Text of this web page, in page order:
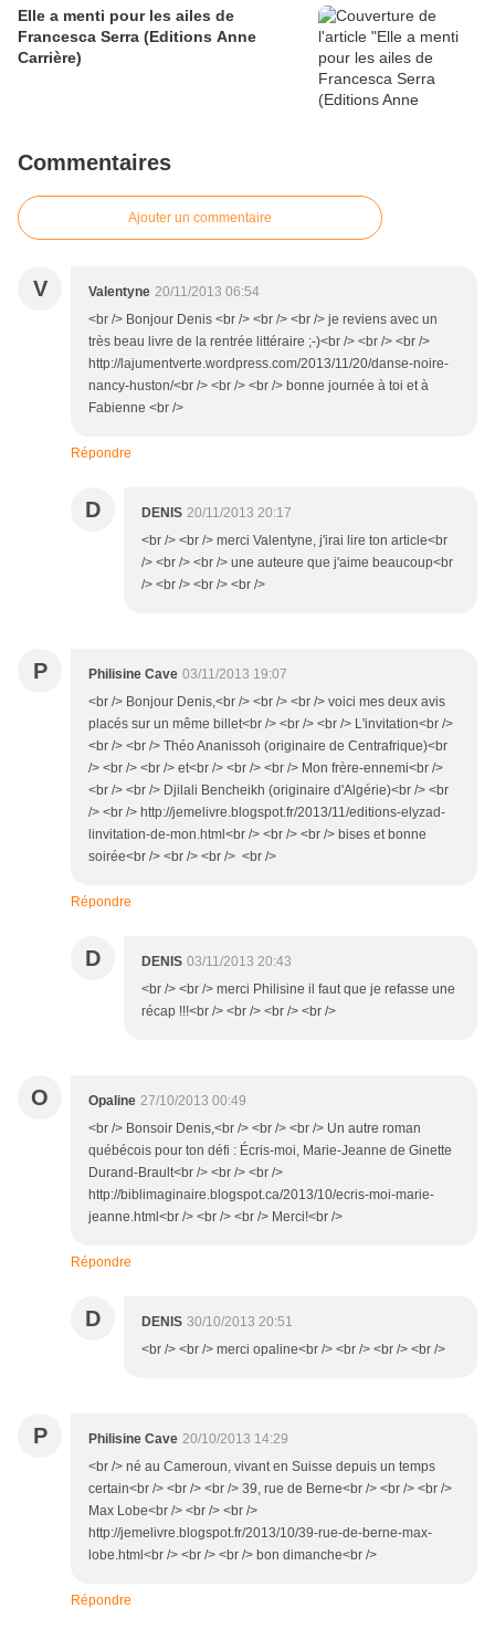
Elle a menti pour les ailes de
Francesca Serra (Editions Anne
Carrière)
Commentaires
Ajouter un commentaire
V Valentyne 20/11/2013 06:54
<br /> Bonjour Denis <br /> <br /> <br /> je reviens avec un
très beau livre de la rentrée littéraire ;-)<br /> <br /> <br />
http://lajumentverte.wordpress.com/2013/11/20/danse-noire-
nancy-huston/<br /> <br /> <br /> bonne journée à toi et à
Fabienne <br />
Répondre
D DENIS 20/11/2013 20:17
<br /> <br /> merci Valentyne, j'irai lire ton article<br
/> <br /> <br /> une auteure que j'aime beaucoup<br
/> <br /> <br /> <br />
P Philisine Cave 03/11/2013 19:07
<br /> Bonjour Denis,<br /> <br /> <br /> voici mes deux avis
placés sur un même billet<br /> <br /> <br /> L'invitation<br />
<br /> <br /> Théo Ananissoh (originaire de Centrafrique)<br
/> <br /> <br /> et<br /> <br /> <br /> Mon frère-ennemi<br />
<br /> <br /> Djilali Bencheikh (originaire d'Algérie)<br /> <br
/> <br /> http://jemelivre.blogspot.fr/2013/11/editions-elyzad-
linvitation-de-mon.html<br /> <br /> <br /> bises et bonne
soirée<br /> <br /> <br /> <br />
Répondre
D DENIS 03/11/2013 20:43
<br /> <br /> merci Philisine il faut que je refasse une
récap !!!<br /> <br /> <br /> <br />
O Opaline 27/10/2013 00:49
<br /> Bonsoir Denis,<br /> <br /> <br /> Un autre roman
québécois pour ton défi : Écris-moi, Marie-Jeanne de Ginette
Durand-Brault<br /> <br /> <br />
http://biblimaginaire.blogspot.ca/2013/10/ecris-moi-marie-
jeanne.html<br /> <br /> <br /> Merci!<br />
Répondre
D DENIS 30/10/2013 20:51
<br /> <br /> merci opaline<br /> <br /> <br /> <br />
P Philisine Cave 20/10/2013 14:29
<br /> né au Cameroun, vivant en Suisse depuis un temps
certain<br /> <br /> <br /> 39, rue de Berne<br /> <br /> <br />
Max Lobe<br /> <br /> <br />
http://jemelivre.blogspot.fr/2013/10/39-rue-de-berne-max-
lobe.html<br /> <br /> <br /> bon dimanche<br />
Répondre